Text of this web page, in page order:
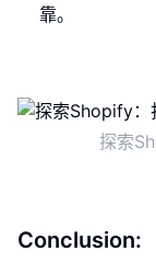
靠。
探索
Conclusion: